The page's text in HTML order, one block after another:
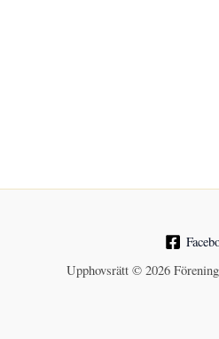
Upphovsrätt © 2026